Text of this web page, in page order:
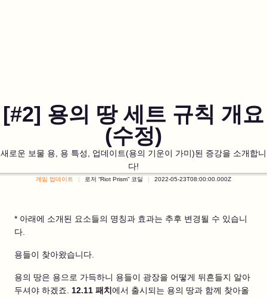
[#2] 용의 땅 세트 규칙 개요
(수정)
새로운 보물 용, 용 특성, 업데이트(용의 기운이 가미)된 증강을 소개합니
다!
게임 업데이트 로저 “Riot Prism” 코딜 2022-05-23T08:00:00.000Z
* 아래에 소개된 요소들의 명칭과 효과는 추후 변경될 수 있습니
다.
용들이 찾아왔습니다.
용의 땅은 용으로 가득하니 용들이 광장을 어떻게 뒤흔들지 알아
두셔야 하겠죠. 12.11 패치 에서 출시되는 용의 땅과 함께 찾아올